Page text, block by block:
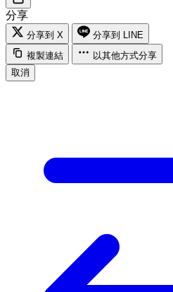
分享
分享到 X
分享到 LINE
複製連結
以其他方式分享
取消